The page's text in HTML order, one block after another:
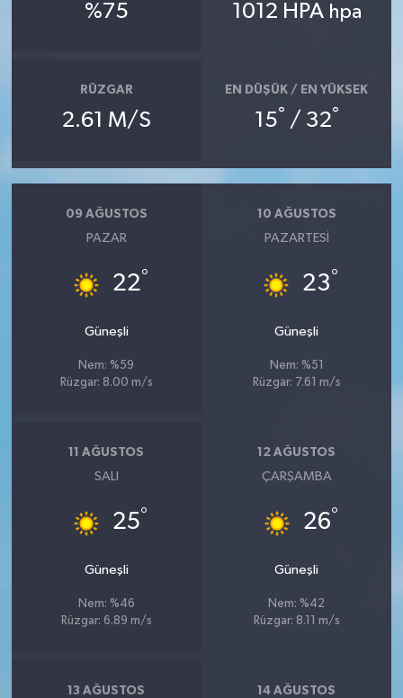
%75 1012 HPA hpa
RÜZGAR
2.61 M/S
EN DÜŞÜK / EN YÜKSEK
15° / 32°
09 AĞUSTOS
PAZAR
22°
Güneşli
Nem: %59
Rüzgar: 8.00 m/s
10 AĞUSTOS
PAZARTESI
23°
Güneşli
Nem: %51
Rüzgar: 7.61 m/s
11 AĞUSTOS
SALI
25°
Güneşli
Nem: %46
Rüzgar: 6.89 m/s
12 AĞUSTOS
ÇARŞAMBA
26°
Güneşli
Nem: %42
Rüzgar: 8.11 m/s
13 AĞUSTOS 14 AĞUSTOS